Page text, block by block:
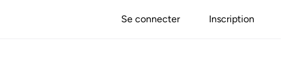
Se connecter Inscription